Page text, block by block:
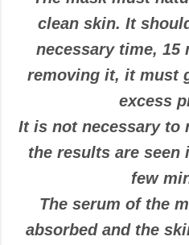
clean skin. It
necessary time, 15
removing it, it must
excess
It is not necessary to
the results are seen
few
The serum of the
absorbed and the